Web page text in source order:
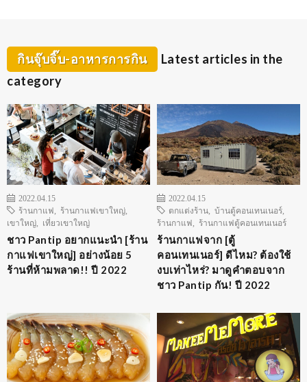
กินจุ๊บจิ๊บ-อาหารการกิน
Latest articles in the
category
2022.04.15
ร้านกาแฟ
ร้านกาแฟเขาใหญ่
เขาใหญ่
เที่ยวเขาใหญ่
ชาว Pantip อยากแนะนำ [ร้าน
กาแฟเขาใหญ่] อย่างน้อย 5
ร้านที่ห้ามพลาด!! ปี 2022
2022.04.15
ตกแต่งร้าน
บ้านตู้คอนเทนเนอร์
ร้านกาแฟ
ร้านกาแฟตู้คอนเทนเนอร์
ร้านกาแฟจาก [ตู้
คอนเทนเนอร์] ดีไหม? ต้องใช้
งบเท่าไหร่? มาดูคำตอบจาก
ชาว Pantip กัน! ปี 2022